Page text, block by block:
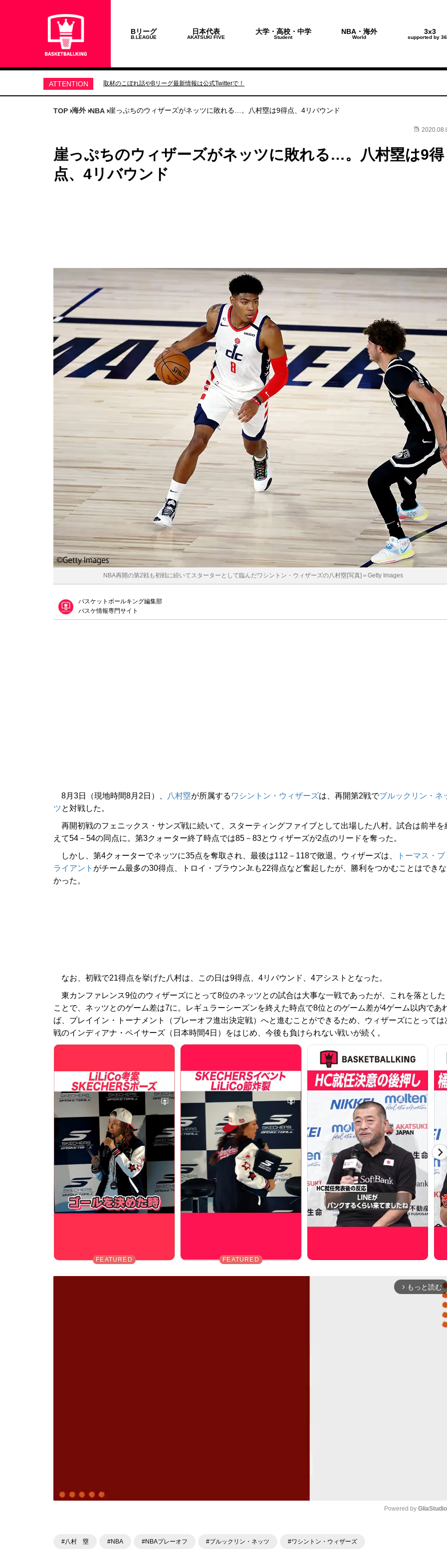
Bリーグ
B.LEAGUE
日本代表
AKATSUKI FIVE
大学・高校・中学
Student
NBA・海外
World
3x3
supported by
ATTENTION 取材のこぼれ話やBリーグ最新情報は公式Twitterで！
TOP 海外 NBA 崖っぷちのウィザーズがネッツに敗れる…。八村塁は9得点、4リバウンド
崖っぷちのウィザーズがネッツに敗れる…。八村塁は9得
点、4リバウンド
NBA再開の第2戦も初戦に続いてスターターとして臨んだワシントン・ウィザーズの八村塁[写真]＝Getty Images
バスケットボールキング編集部
バスケ情報専門サイト
8月3日（現地時間8月2日）、 八村塁が所属する ワシントン・ウィザーズは、再開第2戦でブルックリン・ネ
ツと対戦した。
再開初戦のフェニックス・サンズ戦に続いて、スターティングファイブとして出場した八村。試合は前半を
えて54－54の同点に。第3クォーター終了時点では85－83とウィザーズが2点のリードを奪った。
しかし、第4クォーターでネッツに35点を奪取され、最後は112－118で敗退。ウィザーズは、
トーマス・ブ
ライアント がチーム最多の30得点、トロイ・ブラウンJr.も22得点など奮起したが、勝利をつかむことはできな
かった。
なお、初戦で21得点を挙げた八村は、この日は9得点、4リバウンド、4アシストとなった。
東カンファレンス9位のウィザーズにとって8位のネッツとの試合は大事な一戦であったが、これを落とした
ことで、ネッツとのゲーム差は7に。レギュラーシーズンを終えた時点で8位とのゲーム差が4ゲーム以内であ
ば、プレイイン・トーナメント（プレーオフ進出決定戦）へと進むことができるため、ウィザーズにとっては
戦のインディアナ・ペイサーズ（日本時間4日）をはじめ、今後も負けられない戦いが続く。
arrow_forward_ios もっと読む
Powered by
#八村 塁 #NBA #NBAプレーオフ #ブルックリン・ネッツ #ワシントン・ウィザーズ